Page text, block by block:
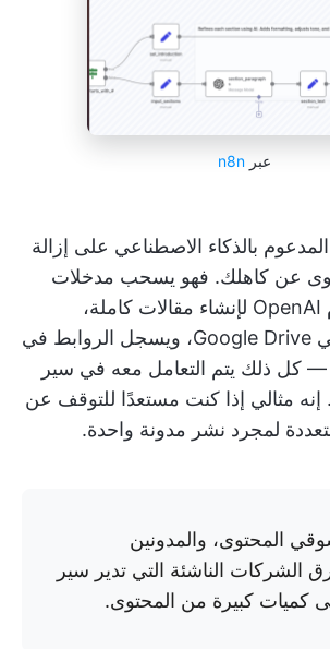
عبرn8n
بالذكاء الاصطناعي على إزالة
عن كاهلك. فهو يسحب مدخلات
النماذج، ويستخدم OpenAI لإنشاء مقالات كاملة،
ويحفظها تلقائيًا في Google Drive، ويسجل الروابط في
Google Sheets — كل ذلك يتم التعامل معه في سير
مثالي إذا كنت مستعدًا للتوقف عن
لمجرد نشر مدونة واحدة.
المحتوى، والمدونين
الشركات الناشئة التي تدير سير
كميات كبيرة من المحتوى.